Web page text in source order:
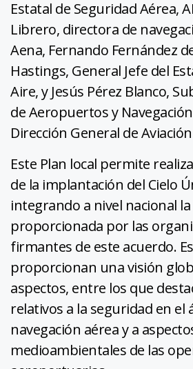
Estatal de Seguridad Aérea,
Librero, directora de
Aena, Fernando Fernández
Hastings, General Jefe del
Aire, y Jesús Pérez Blanco,
de Aeropuertos y
Dirección General de
Este Plan local permite
de la implantación del Cielo
integrando a nivel nacional
proporcionada por las
firmantes de este acuerdo.
proporcionan una visión
aspectos, entre los que
relativos a la seguridad en el
navegación aérea y a
medioambientales de las